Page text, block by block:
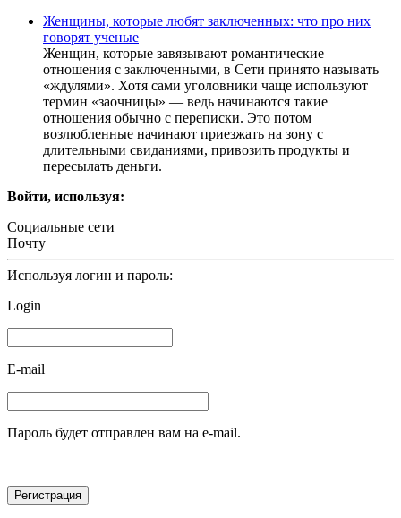
Женщины, которые любят заключенных: что про них
говорят ученые
Женщин, которые завязывают романтические
отношения с заключенными, в Сети принято называть
«ждулями». Хотя сами уголовники чаще используют
термин «заочницы» — ведь начинаются такие
отношения обычно с переписки. Это потом
возлюбленные начинают приезжать на зону с
длительными свиданиями, привозить продукты и
пересылать деньги.
Войти, используя:
Социальные сети
Почту
Используя логин и пароль:
Login
E-mail
Пароль будет отправлен вам на e-mail.